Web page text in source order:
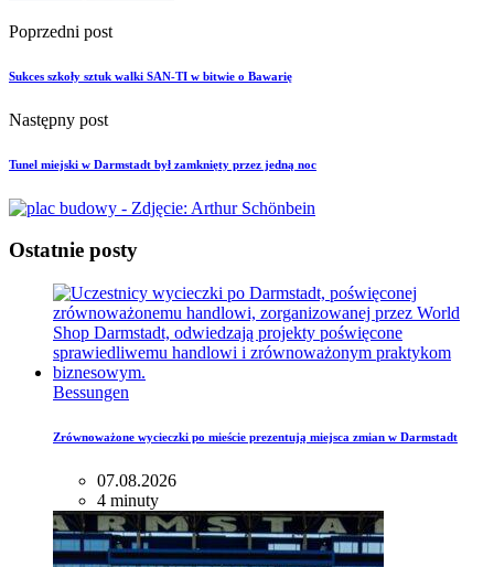
Poprzedni post
Sukces szkoły sztuk walki SAN-TI w bitwie o Bawarię
Następny post
Tunel miejski w Darmstadt był zamknięty przez jedną noc
Ostatnie posty
Bessungen
Zrównoważone wycieczki po mieście prezentują miejsca zmian w Darmstadt
07.08.2026
4 minuty